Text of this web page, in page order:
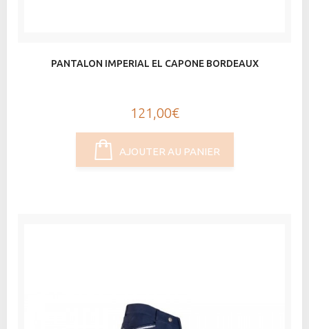
PANTALON IMPERIAL EL CAPONE BORDEAUX
121,00€
AJOUTER AU PANIER